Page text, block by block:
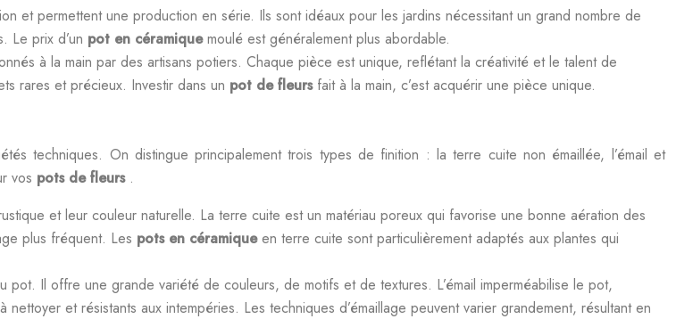
et permettent une production en série. Ils sont idéaux pour les jardins nécessitant un grand nombre de
Le prix d’un pot en céramiquemoulé est généralement plus abordable.
à la main par des artisans potiers. Chaque pièce est unique, reflétant la créativité et le talent de
rares et précieux. Investir dans un pot de fleurs fait à la main, c’est acquérir une pièce unique.
techniques. On distingue principalement trois types de finition : la terre cuite non émaillée, l’émail et
vos pots de fleurs .
et leur couleur naturelle. La terre cuite est un matériau poreux qui favorise une bonne aération des
plus fréquent. Les pots en céramiqueen terre cuite sont particulièrement adaptés aux plantes qui
pot. Il offre une grande variété de couleurs, de motifs et de textures. L’émail imperméabilise le pot,
nettoyer et résistants aux intempéries. Les techniques d’émaillage peuvent varier grandement, résultant en